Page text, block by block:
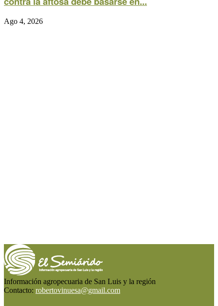
Ago 4, 2026
Información agropecuaria de San Luis y la región
Contacto: robertovinuesa@gmail.com